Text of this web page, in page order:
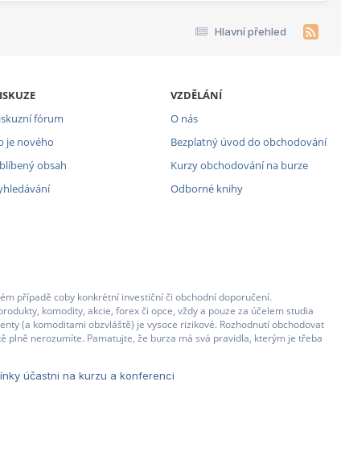
Hlavní přehled
fórum
je nového
obsah
VZDĚLÁNÍ
O nás
Bezplatný úvod do obchodování
Kurzy obchodování na burze
Odborné knihy
případě coby konkrétní investiční či obchodní doporučení.
komodity, akcie, forex či opce, vždy a pouze za účelem studia
(a komoditami obzvláště) je vysoce rizikové. Rozhodnutí obchodovat
plně nerozumíte. Pamatujte, že burza má svá pravidla, kterým je třeba
účastni na kurzu a konferenci